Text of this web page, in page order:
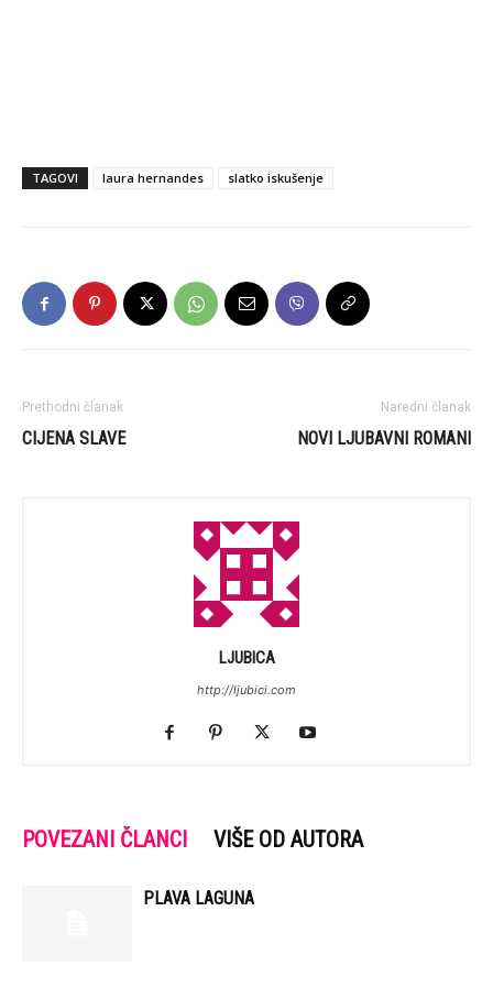
TAGOVI laura hernandes slatko iskušenje
Prethodni članak
CIJENA SLAVE
Naredni članak
NOVI LJUBAVNI ROMANI
LJUBICA
http://ljubici.com
POVEZANI ČLANCI VIŠE OD AUTORA
PLAVA LAGUNA